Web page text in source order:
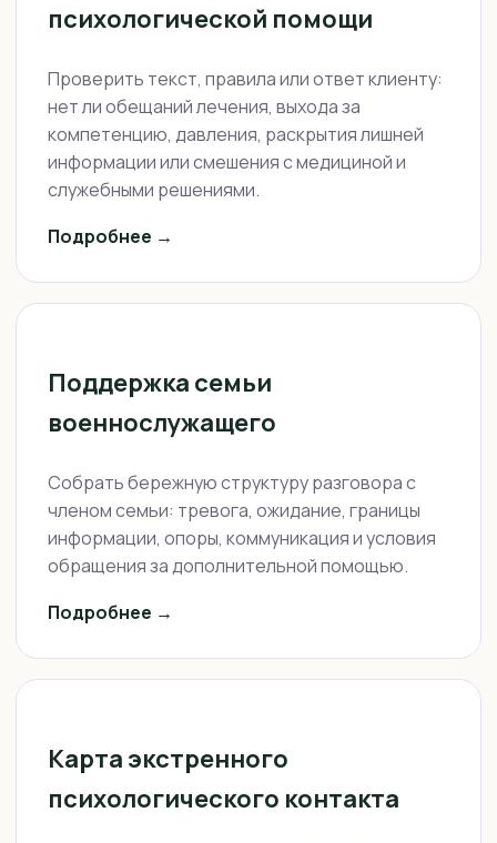
психологической помощи
Проверить текст, правила или ответ клиенту:
нет ли обещаний лечения, выхода за
компетенцию, давления, раскрытия лишней
информации или смешения с медициной и
служебными решениями.
Подробнее →
Поддержка семьи
военнослужащего
Собрать бережную структуру разговора с
членом семьи: тревога, ожидание, границы
информации, опоры, коммуникация и условия
обращения за дополнительной помощью.
Подробнее →
Карта экстренного
психологического контакта